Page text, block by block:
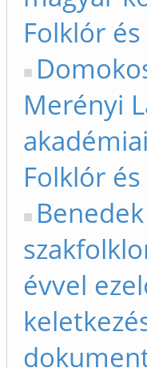
Folklór
Merényi
Folklór
évvel